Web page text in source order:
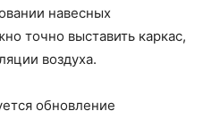
навесных
точно выставить каркас,
воздуха.
обновление